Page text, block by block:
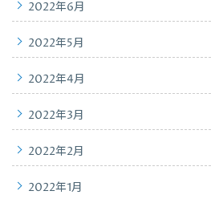
2022年6月
2022年5月
2022年4月
2022年3月
2022年2月
2022年1月